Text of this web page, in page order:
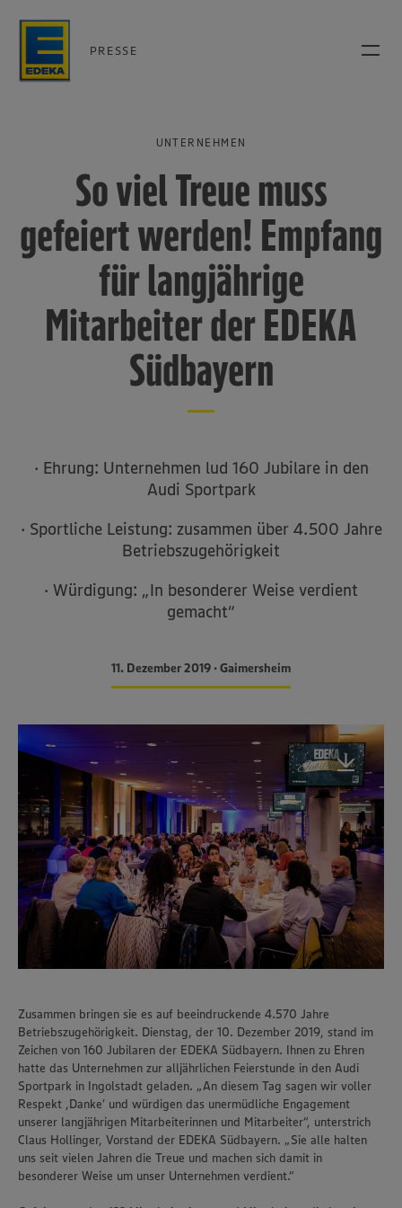
PRESSE
UNTERNEHMEN
So viel Treue muss
gefeiert werden! Empfang
für langjährige
Mitarbeiter der EDEKA
Südbayern
· Ehrung: Unternehmen lud 160 Jubilare in den
Audi Sportpark
· Sportliche Leistung: zusammen über 4.500 Jahre
Betriebszugehörigkeit
· Würdigung: „In besonderer Weise verdient
gemacht“
11. Dezember 2019 • Gaimersheim
Zusammen bringen sie es auf beeindruckende 4.570 Jahre
Betriebszugehörigkeit. Dienstag, der 10. Dezember 2019, stand im
Zeichen von 160 Jubilaren der EDEKA Südbayern. Ihnen zu Ehren
hatte das Unternehmen zur alljährlichen Feierstunde in den Audi
Sportpark in Ingolstadt geladen. „An diesem Tag sagen wir voller
Respekt ,Danke’ und würdigen das unermüdliche Engagement
unserer langjährigen Mitarbeiterinnen und Mitarbeiter“, unterstrich
Claus Hollinger, Vorstand der EDEKA Südbayern. „Sie alle halten
uns seit vielen Jahren die Treue und machen sich damit in
besonderer Weise um unser Unternehmen verdient.“